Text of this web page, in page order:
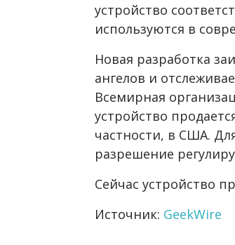
устройство
используются в
Новая разработка
ангелов и
Всемирная
устройство
частности, в США.
разрешение
Сейчас устройство
Источник: GeekWire